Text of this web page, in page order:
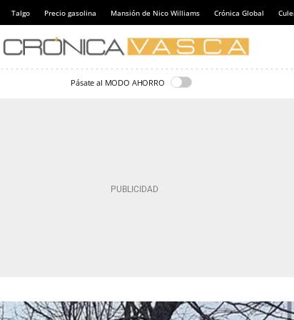
Talgo Precio gasolina Mansión de Nico Williams Crónica Global
Pásate al MODO AHORRO